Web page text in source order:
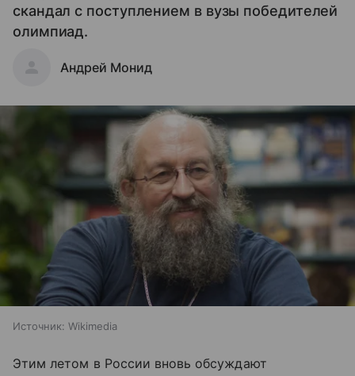
скандал с поступлением в вузы победителей
олимпиад.
Андрей Монид
Источник: Wikimedia
Этим летом в России вновь обсуждают